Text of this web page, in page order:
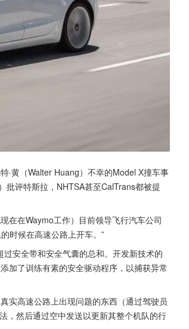
·黄（Walter Huang）不幸的Model X撞车事
评特斯拉，NHTSA甚至CalTrans都被提
在在Waymo工作）目前领导飞行汽车公司
时候在高速公路上开车。”
安全带和安全气囊的总和。开发新技术的
加了训练有素的安全驱动程序，以捕获异常
实高速公路上出现问题的东西（通过驾驶员
，然后通过空中发送以更新其整个机队的行